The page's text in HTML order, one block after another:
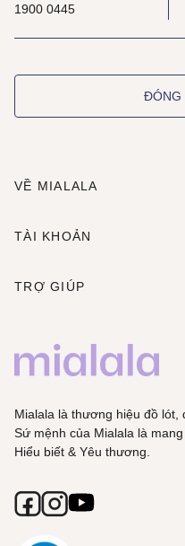
1900 0445
ĐÓNG
VỀ MIALALA
TÀI KHOẢN
TRỢ GIÚP
Mialala là thương hiệu đồ lót,
Sứ mệnh của Mialala là
Hiểu biết & Yêu thương.